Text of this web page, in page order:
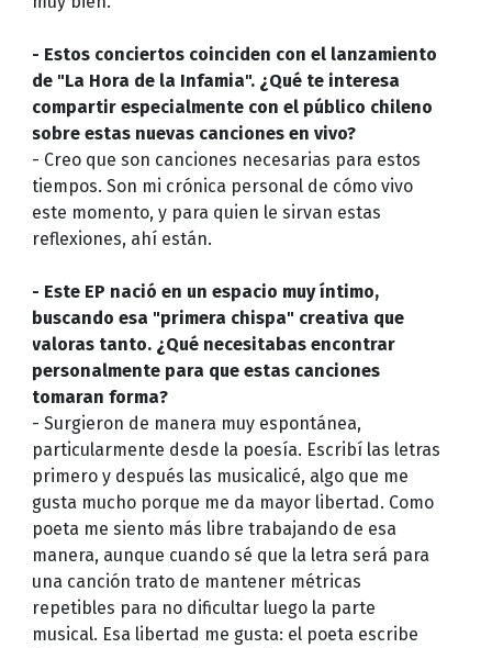
- Estos conciertos coinciden con el lanzamiento
de "La Hora de la Infamia". ¿Qué te interesa
compartir especialmente con el público chileno
sobre estas nuevas canciones en vivo?
- Creo que son canciones necesarias para estos
tiempos. Son mi crónica personal de cómo vivo
este momento, y para quien le sirvan estas
reflexiones, ahí están.
- Este EP nació en un espacio muy íntimo,
buscando esa "primera chispa" creativa que
valoras tanto. ¿Qué necesitabas encontrar
personalmente para que estas canciones
tomaran forma?
- Surgieron de manera muy espontánea,
particularmente desde la poesía. Escribí las letras
primero y después las musicalicé, algo que me
gusta mucho porque me da mayor libertad. Como
poeta me siento más libre trabajando de esa
manera, aunque cuando sé que la letra será para
una canción trato de mantener métricas
repetibles para no dificultar luego la parte
musical. Esa libertad me gusta: el poeta escribe